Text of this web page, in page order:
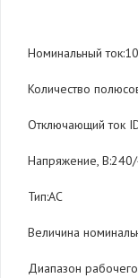
Номинальный
Количество
Отключающий ток
Напряжение,
Тип:AC
Величина
Диапазон